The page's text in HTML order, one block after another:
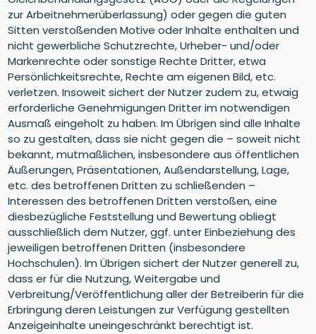
zur Arbeitnehmerüberlassung) oder gegen die guten
Sitten verstoßenden Motive oder Inhalte enthalten und
nicht gewerbliche Schutzrechte, Urheber- und/oder
Markenrechte oder sonstige Rechte Dritter, etwa
Persönlichkeitsrechte, Rechte am eigenen Bild, etc.
verletzen. Insoweit sichert der Nutzer zudem zu, etwaig
erforderliche Genehmigungen Dritter im notwendigen
Ausmaß eingeholt zu haben. Im Übrigen sind alle Inhalte
so zu gestalten, dass sie nicht gegen die – soweit nicht
bekannt, mutmaßlichen, insbesondere aus öffentlichen
Äußerungen, Präsentationen, Außendarstellung, Lage,
etc. des betroffenen Dritten zu schließenden –
Interessen des betroffenen Dritten verstoßen, eine
diesbezügliche Feststellung und Bewertung obliegt
ausschließlich dem Nutzer, ggf. unter Einbeziehung des
jeweiligen betroffenen Dritten (insbesondere
Hochschulen). Im Übrigen sichert der Nutzer generell zu,
dass er für die Nutzung, Weitergabe und
Verbreitung/Veröffentlichung aller der Betreiberin für die
Erbringung deren Leistungen zur Verfügung gestellten
Anzeigeinhalte uneingeschränkt berechtigt ist.